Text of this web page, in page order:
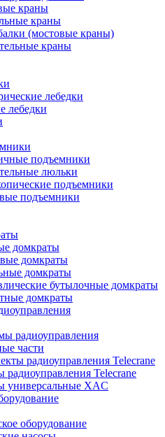
краны
краны
(мостовые краны)
краны
лебедки
лебедки
подъемники
люльки
подъемники
подъемники
домкраты
домкраты
домкраты
бутылочные домкраты
домкраты
радиоуправления
части
радиоуправления Telecrane
радиоуправления Telecrane
универсальные XAC
оборудование